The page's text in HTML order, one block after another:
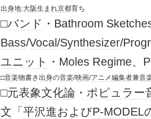
出身地:大阪生まれ京都育ち
□バンド ・Bathroom
Bass/Vocal/Synthesizer/
ユニット
・Moles Regime、
□音楽物書き 出身の音楽/映画/アニメ編集者兼音
□元表象文化論 ・ ポピュラー
文 「 平沢進およびP-MODEL